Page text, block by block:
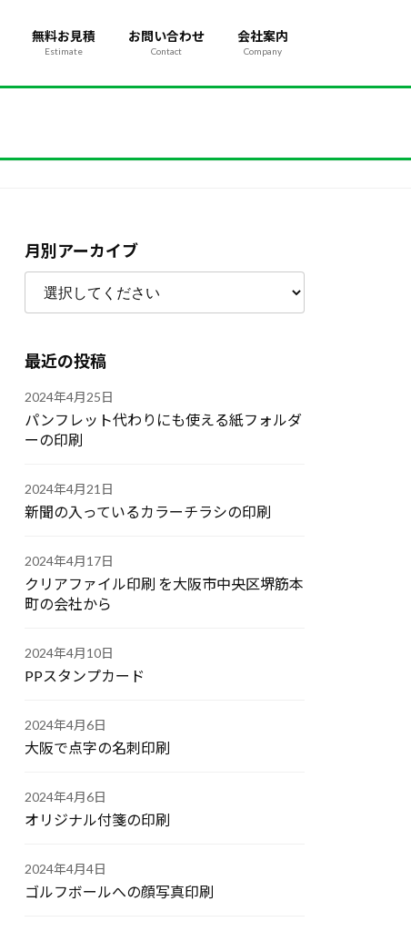
無料お見積
Estimate
お問い合わせ
Contact
会社案内
Company
月別アーカイブ
最近の投稿
2024年4月25日
パンフレット代わりにも使える紙フォルダ
ーの印刷
2024年4月21日
新聞の入っているカラーチラシの印刷
2024年4月17日
クリアファイル印刷 を大阪市中央区堺筋本
町の会社から
2024年4月10日
PPスタンプカード
2024年4月6日
大阪で点字の名刺印刷
2024年4月6日
オリジナル付箋の印刷
2024年4月4日
ゴルフボールへの顔写真印刷